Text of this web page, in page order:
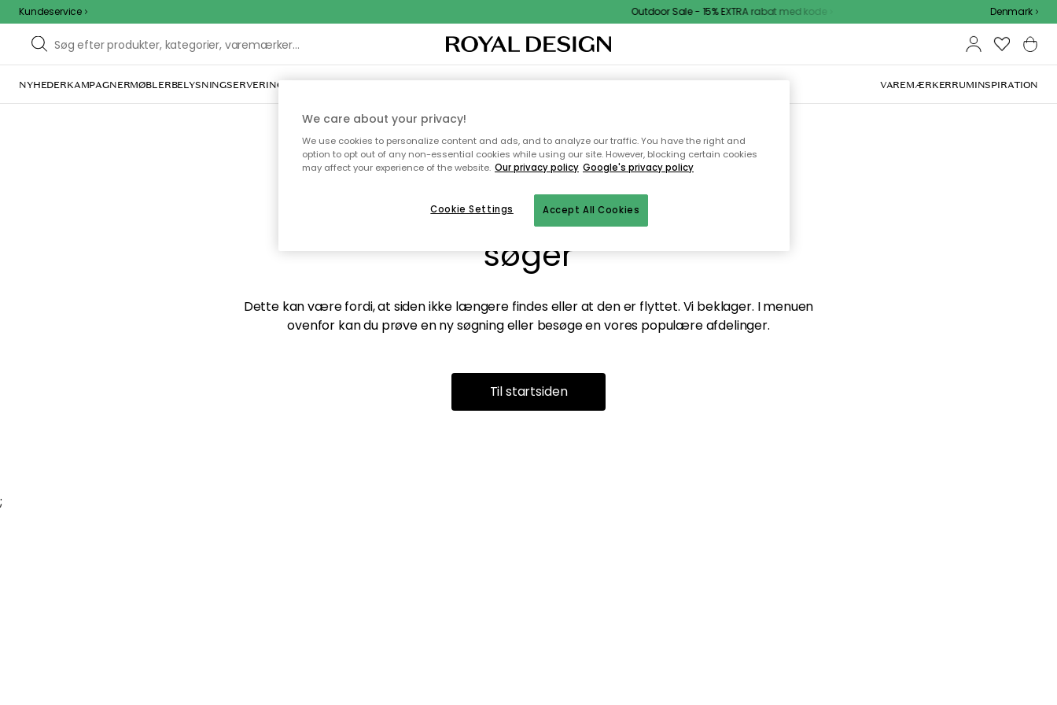
Kundeservice Outdoor Sale - 15% EXTRA rabat med kode Denmark
NYHEDERKAMPAGNERMØBLERBELYSNINGSERVERING INDRETNINGTEKSTIL & TÆPPERKØKKENETOPBEVARINGHAVEMØBLER VAREMÆRKERRUMINSPIRATION
Vi fandt desværre ikke siden du
søger
Dette kan være fordi, at siden ikke længere findes eller at den er flyttet. Vi beklager. I menuen
ovenfor kan du prøve en ny søgning eller besøge en vores populære afdelinger.
Til startsiden
;
We care about your privacy!
We use cookies to personalize content and ads, and to analyze our traffic. You have the right and
option to opt out of any non-essential cookies while using our site. However, blocking certain cookies
may affect your experience of the website. Our privacy policy Google's privacy policy
Accept All Cookies
Cookie Settings